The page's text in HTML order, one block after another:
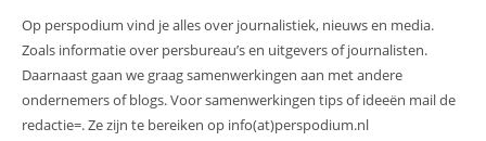
Op perspodium vind je alles over journalistiek, nieuws en media.
Zoals informatie over persbureau’s en uitgevers of journalisten.
Daarnaast gaan we graag samenwerkingen aan met andere
ondernemers of blogs. Voor samenwerkingen tips of ideeën mail de
redactie=. Ze zijn te bereiken op info(at)perspodium.nl